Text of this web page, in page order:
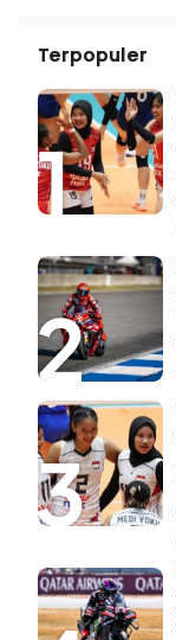
Terpopuler